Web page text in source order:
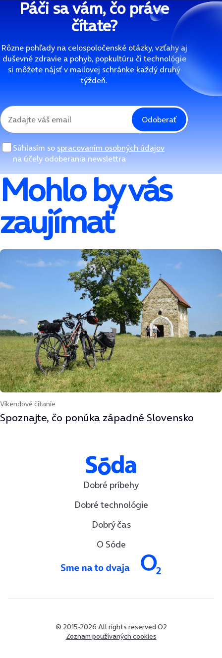
Páči sa vám, čo práve
čítate?
Rôzne pohľady na celospoločenské otázky, vzťahy aj
duševné zdravie a pohyb, popkultúru či technológie
si môžete nájsť v mailovej schránke každý druhý
týždeň.
Odoberať
Súhlasím so spracovaním osobných údajov
na účely odoberania newslettra
Mohlo by vás
zaujímať
Víkendové čítanie
Spoznajte, čo ponúka západné Slovensko
Dobré príbehy
Dobré technológie
Dobrý čas
O Sóde
© 2015-2026 All rights reserved O2
Zoznam používaných cookies